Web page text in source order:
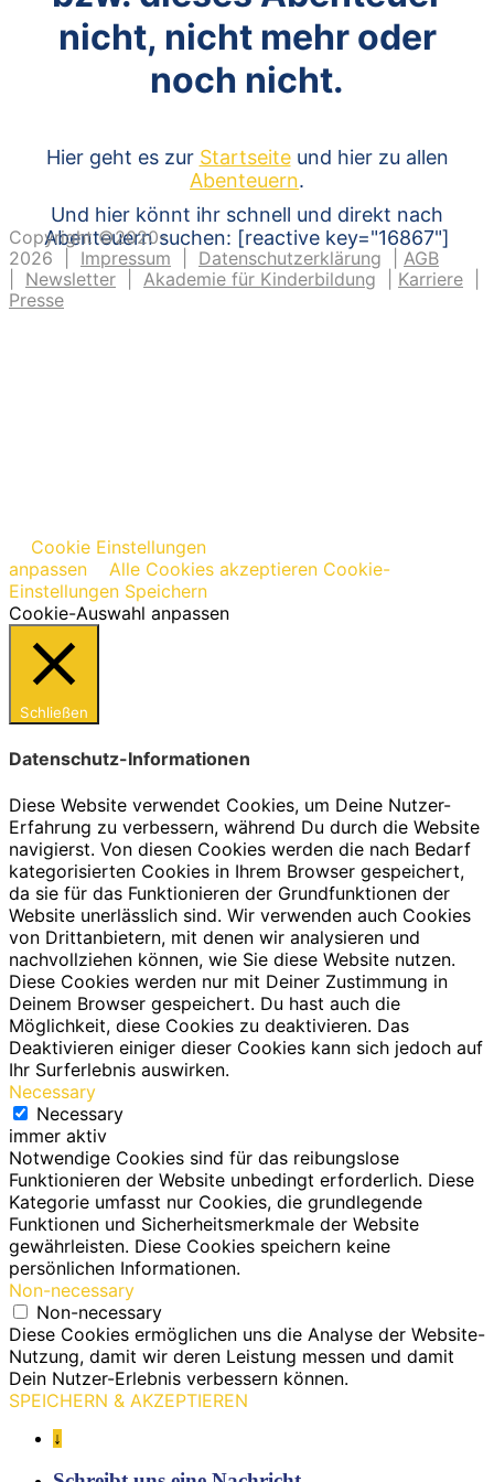
nicht, nicht mehr oder
noch nicht.
Hier geht es zur Startseiteund hier zu allen
Abenteuern.
Und hier könnt ihr schnell und direkt nach
Abenteuern suchen: [reactive key="16867"]
Copyright ©2020-
2026 | Impressum Datenschutzerklärung
AGB
Newsletter Akademie für Kinderbildung Karriere
Presse
Cookie Einstellungen
anpassen
Alle Cookies akzeptieren Cookie-
Einstellungen Speichern
Cookie-Auswahl anpassen
Schließen
Datenschutz-Informationen
Diese Website verwendet Cookies, um Deine Nutzer-
Erfahrung zu verbessern, während Du durch die Website
navigierst. Von diesen Cookies werden die nach Bedarf
kategorisierten Cookies in Ihrem Browser gespeichert,
da sie für das Funktionieren der Grundfunktionen der
Website unerlässlich sind. Wir verwenden auch Cookies
von Drittanbietern, mit denen wir analysieren und
nachvollziehen können, wie Sie diese Website nutzen.
Diese Cookies werden nur mit Deiner Zustimmung in
Deinem Browser gespeichert. Du hast auch die
Möglichkeit, diese Cookies zu deaktivieren. Das
Deaktivieren einiger dieser Cookies kann sich jedoch auf
Ihr Surferlebnis auswirken.
Necessary
Necessary
immer aktiv
Notwendige Cookies sind für das reibungslose
Funktionieren der Website unbedingt erforderlich. Diese
Kategorie umfasst nur Cookies, die grundlegende
Funktionen und Sicherheitsmerkmale der Website
gewährleisten. Diese Cookies speichern keine
persönlichen Informationen.
Non-necessary
Non-necessary
Diese Cookies ermöglichen uns die Analyse der Website-
Nutzung, damit wir deren Leistung messen und damit
Dein Nutzer-Erlebnis verbessern können.
SPEICHERN & AKZEPTIEREN
↓